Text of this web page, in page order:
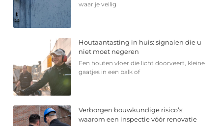
waar je veilig
Houtaantasting in huis: signalen die u
niet moet negeren
Een houten vloer die licht doorveert, kleine
gaatjes in een balk of
Verborgen bouwkundige risico’s:
waarom een inspectie vóór renovatie